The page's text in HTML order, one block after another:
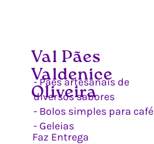
Val Pães
Valdenice
Oliveira
- Pães artesanais de
diversos sabores
- Bolos simples para café
- Geleias
Faz Entrega